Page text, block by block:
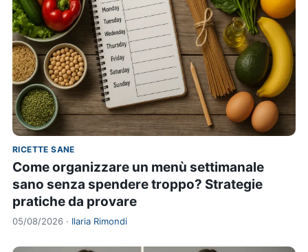
RICETTE SANE
Come organizzare un menù settimanale
sano senza spendere troppo? Strategie
pratiche da provare
05/08/2026 · Ilaria Rimondi